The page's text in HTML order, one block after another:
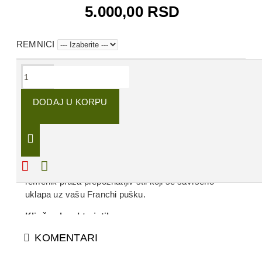
5.000,00 RSD
REMNICI
DODAJ U KORPU
traže savršenu ravnotežu između lagane konstrukcije
i izuzetne izdržljivosti. Inspirisan italijanskom
tradicijom i modernim ergonomskim rešenjima, ovaj
remenik pruža prepoznatljiv stil koji se savršeno
uklapa uz vašu Franchi pušku.
Ključne karakteristike:
KOMENTARI